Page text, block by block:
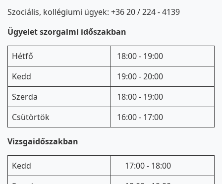
Szociális, kollégiumi ügyek: +36 20 / 224 - 4139
Ügyelet szorgalmi időszakban
Hétfő
18:00 - 19:00
Kedd
19:00 - 20:00
Szerda
18:00 - 19:00
Csütörtök
16:00 - 17:00
Vizsgaidőszakban
Kedd
17:00 - 18:00